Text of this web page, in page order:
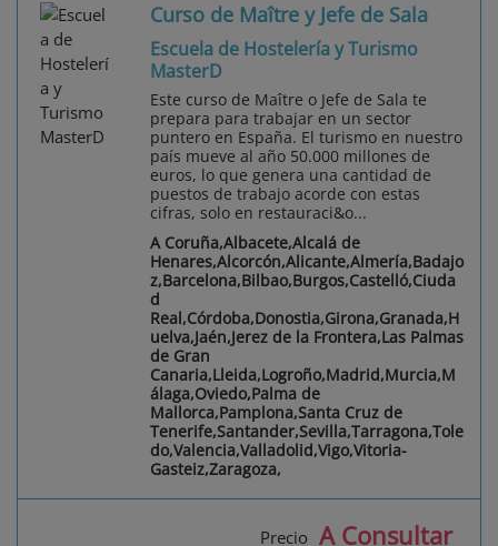
Curso de Maître y Jefe de Sala
Escuela de Hostelería y Turismo
MasterD
Este curso de Maître o Jefe de Sala te
prepara para trabajar en un sector
puntero en España. El turismo en nuestro
país mueve al año 50.000 millones de
euros, lo que genera una cantidad de
puestos de trabajo acorde con estas
cifras, solo en restauraci&o...
A Coruña,Albacete,Alcalá de
Henares,Alcorcón,Alicante,Almería,Badajo
z,Barcelona,Bilbao,Burgos,Castelló,Ciuda
d
Real,Córdoba,Donostia,Girona,Granada,H
uelva,Jaén,Jerez de la Frontera,Las Palmas
de Gran
Canaria,Lleida,Logroño,Madrid,Murcia,M
álaga,Oviedo,Palma de
Mallorca,Pamplona,Santa Cruz de
Tenerife,Santander,Sevilla,Tarragona,Tole
do,Valencia,Valladolid,Vigo,Vitoria-
Gasteiz,Zaragoza,
Precio A Consultar